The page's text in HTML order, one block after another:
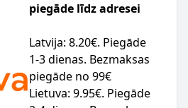
piegāde līdz adresei
Latvija: 8.20€. Piegāde
1-3 dienas. Bezmaksas
piegāde no 99€
Lietuva: 9.95€. Piegāde